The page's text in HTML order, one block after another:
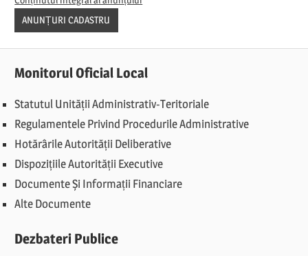
ANUNȚURI CADASTRU
Monitorul Oficial Local
Statutul Unității Administrativ-Teritoriale
Regulamentele Privind Procedurile Administrative
Hotărârile Autorității Deliberative
Dispozițiile Autorității Executive
Documente Și Informații Financiare
Alte Documente
Dezbateri Publice